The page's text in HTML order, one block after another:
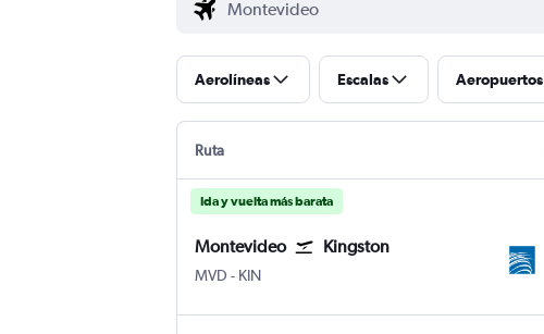
Aerolíneas Escalas Aeropuertos
Ruta
Ida y vuelta más barata
Montevideo Kingston
MVD Montevideo Internacional de Carrasco
- KIN Kingston Internacional Norman Manley